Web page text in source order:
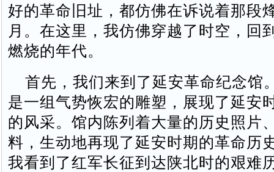
好的革命旧址，都仿佛在诉说着那段
月。在这里，我仿佛穿越了时空，回
燃烧的年代。
首先，我们来到了延安革命纪念馆
是一组气势恢宏的雕塑，展现了延安
的风采。馆内陈列着大量的历史照片
料，生动地再现了延安时期的革命历
我看到了红军长征到达陕北时的艰难